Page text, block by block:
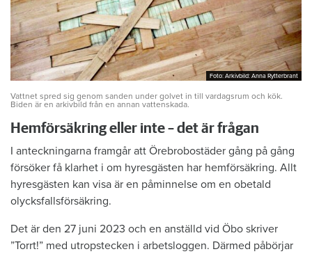
Foto: Arkivbild: Anna Rytterbrant
Foto: Arkivbild: Anna Rytterbrant
Vattnet spred sig genom sanden under golvet in till vardagsrum och kök.
Biden är en arkivbild från en annan vattenskada.
Hemförsäkring eller inte – det är frågan
I anteckningarna framgår att Örebrobostäder gång på gång
försöker få klarhet i om hyresgästen har hemförsäkring. Allt
hyresgästen kan visa är en påminnelse om en obetald
olycksfallsförsäkring.
Det är den 27 juni 2023 och en anställd vid Öbo skriver
”Torrt!” med utropstecken i arbetsloggen. Därmed påbörjar